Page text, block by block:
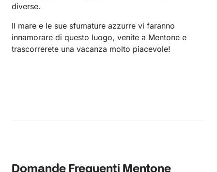
diverse.
Il mare e le sue sfumature azzurre vi faranno
innamorare di questo luogo, venite a Mentone e
trascorrerete una vacanza molto piacevole!